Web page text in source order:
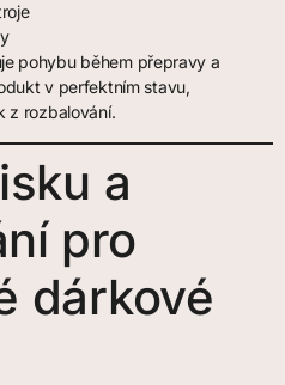
pohybu během přepravy a
v perfektním stavu,
z rozbalování.
a
pro
dárkové